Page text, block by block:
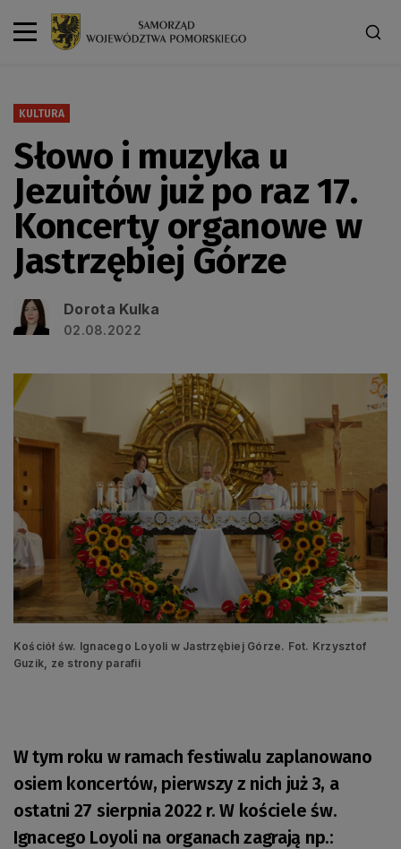
KULTURA
Słowo i muzyka u
Jezuitów już po raz 17.
Koncerty organowe w
Jastrzębiej Górze
Dorota Kulka
02.08.2022
Kościół św. Ignacego Loyoli w Jastrzębiej Górze. Fot. Krzysztof
Guzik, ze strony parafii
W tym roku w ramach festiwalu zaplanowano
osiem koncertów, pierwszy z nich już 3, a
ostatni 27 sierpnia 2022 r. W kościele św.
Ignacego Loyoli na organach zagrają np.: